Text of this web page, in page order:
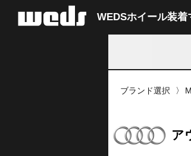
WEDSホイール装着
ブランド選択
ア